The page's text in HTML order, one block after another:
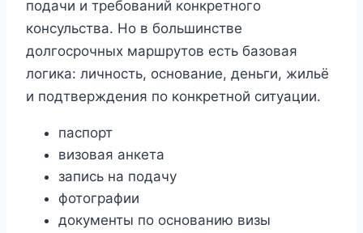
подачи и требований конкретного
консульства. Но в большинстве
долгосрочных маршрутов есть базовая
логика: личность, основание, деньги, жильё
и подтверждения по конкретной ситуации.
паспорт
визовая анкета
запись на подачу
фотографии
документы по основанию визы